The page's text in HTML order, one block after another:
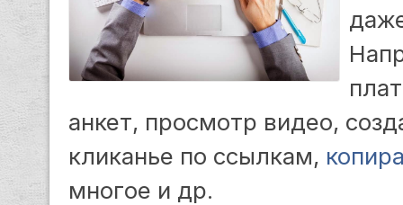
анкет, просмотр видео,
кликанье по ссылкам,
многое и др.